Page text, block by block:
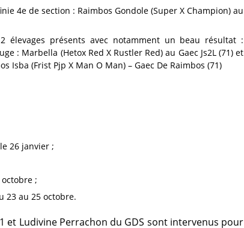
4e de section : Raimbos Gondole (Super X Champion) au
élevages présents avec notamment un beau résultat :
: Marbella (Hetox Red X Rustler Red) au Gaec Js2L (71) et
Isba (Frist Pjp X Man O Man) – Gaec De Raimbos (71)
26 janvier ;
octobre ;
23 au 25 octobre.
et Ludivine Perrachon du GDS sont intervenus pour